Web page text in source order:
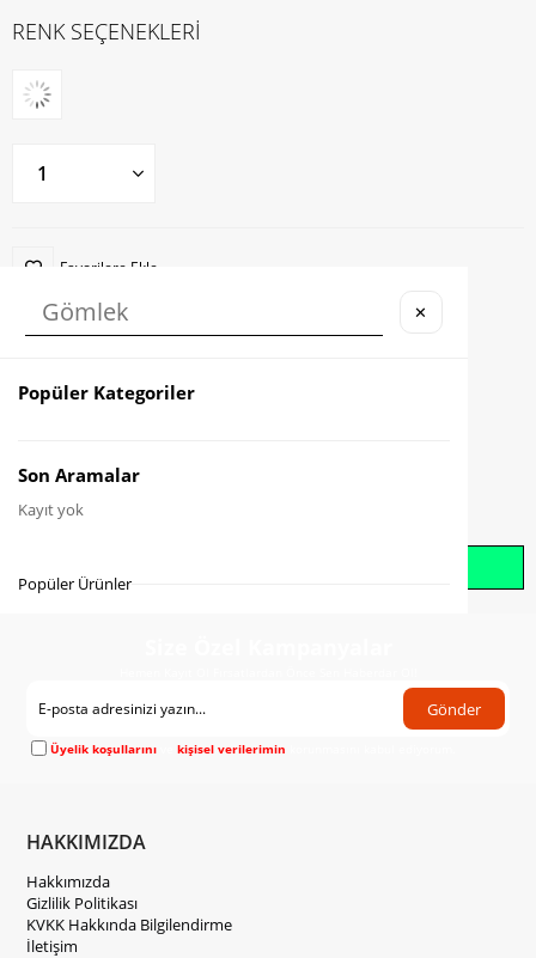
RENK SEÇENEKLERİ
Favorilere Ekle
Karşılaştır
Gelince Haber Ver
Gönder
Üyelik koşullarını vekişisel verilerimin
HAKKIMIZDA
Hakkımızda
Gizlilik Politikası
KVKK Hakkında Bilgilendirme
İletişim
✕
Popüler Kategoriler
Son Aramalar
Kayıt yok
Popüler Ürünler